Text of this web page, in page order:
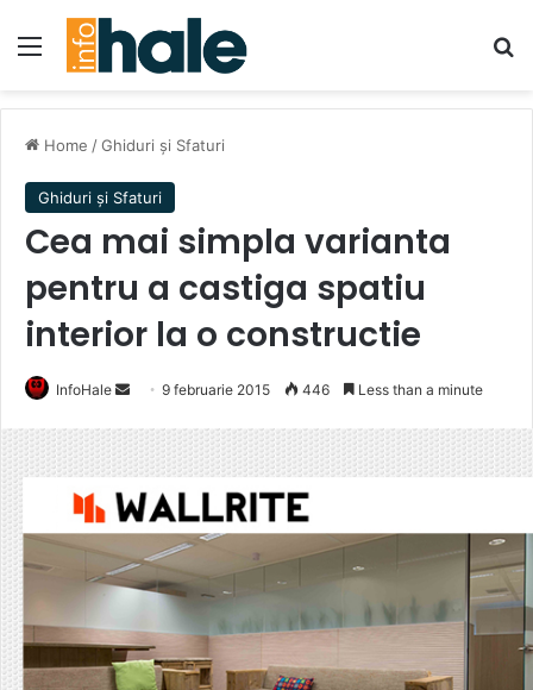
Menu
Home /Ghiduri și Sfaturi
Ghiduri și Sfaturi
Cea mai simpla varianta
pentru a castiga spatiu
interior la o constructie
InfoHale
Send
email
9 februarie 2015 446 Less than a minute